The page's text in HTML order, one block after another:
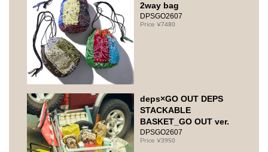
2way bag
DPSGO2607
7480
deps×GO OUT DEPS
STACKABLE
BASKET_GO OUT ver.
DPSGO2607
3950